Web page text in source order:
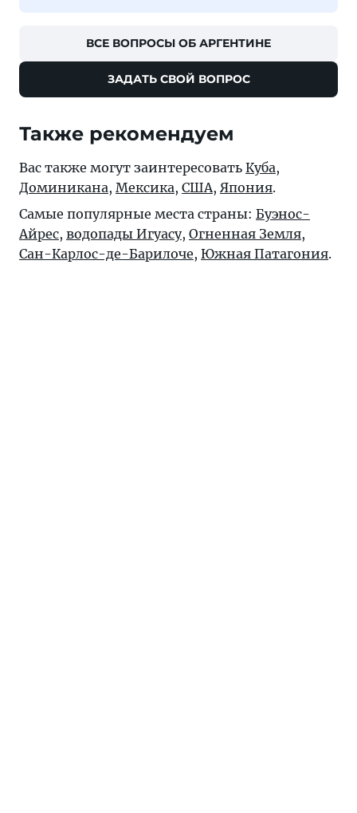
ВСЕ ВОПРОСЫ ОБ АРГЕНТИНЕ
ЗАДАТЬ СВОЙ ВОПРОС
Также рекомендуем
Вас также могут заинтересовать Куба,
Доминикана, Мексика, США, Япония.
Самые популярные места страны: Буэнос-
Айрес, водопады Игуасу, Огненная Земля,
Сан-Карлос-де-Барилоче, Южная Патагония.